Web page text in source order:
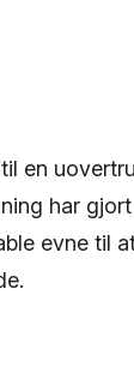
en
har
evne til